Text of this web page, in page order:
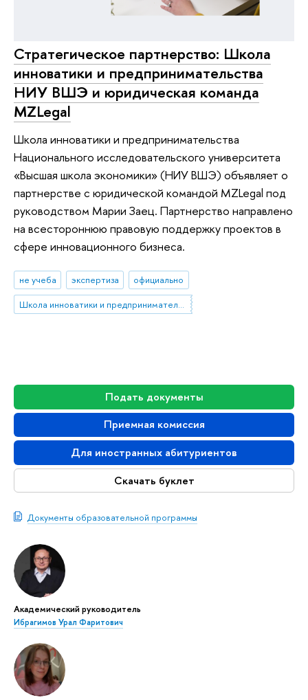
Подать документы
Приемная комиссия
Для иностранных абитуриентов
Скачать буклет
Документы образовательной программы
Академический руководитель
Ибрагимов Урал Фаритович
Стратегическое партнерство: Школа
инноватики и предпринимательства
НИУ ВШЭ и юридическая команда
MZLegal
Школа инноватики и предпринимательства
Национального исследовательского университета
«Высшая школа экономики» (НИУ ВШЭ) объявляет о
партнерстве с юридической командой MZLegal под
руководством Марии Заец. Партнерство направлено
на всестороннюю правовую поддержку проектов в
сфере инновационного бизнеса.
не учеба экспертиза
официально
Школа инноватики и предпринимательства